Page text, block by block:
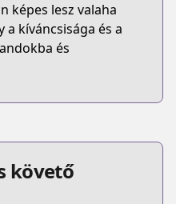
képes lesz valaha
kíváncsisága és a
és
követő